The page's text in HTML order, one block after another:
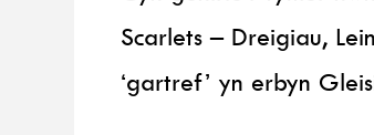
Scarlets – Dreigiau,
‘gartref’ yn erbyn